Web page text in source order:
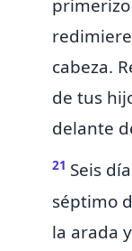
cabeza.
de tus
delante
21 Seis
séptimo
la arada